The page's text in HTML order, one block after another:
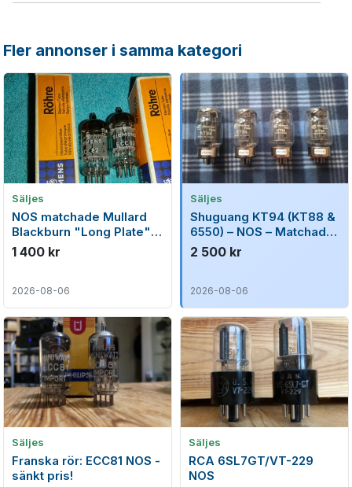
Fler annonser i samma kategori
Säljes
NOS matchade Mullard
Blackburn "Long Plate"
(12AU7) från juni 1959
1 400 kr
2026-08-06
Säljes
Shuguang KT94 (KT88 &
6550) – NOS – Matchad
kvartett – Testar mycket
starkt
2 500 kr
2026-08-06
Säljes
Franska rör: ECC81 NOS -
sänkt pris!
Säljes
RCA 6SL7GT/VT-229
NOS